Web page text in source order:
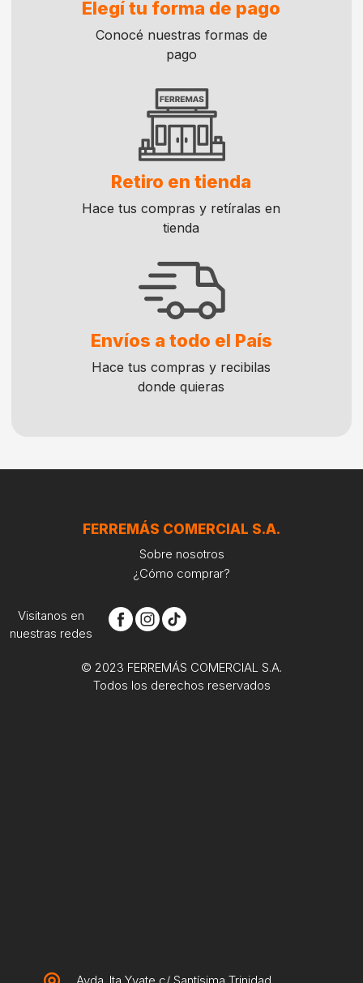
Elegí tu forma de pago
Conocé nuestras formas de
pago
Retiro en tienda
Hace tus compras y retíralas en
tienda
Envíos a todo el País
Hace tus compras y recibilas
donde quieras
FERREMÁS COMERCIAL S.A.
Sobre nosotros
¿Cómo comprar?
Visitanos en
nuestras redes
© 2023 FERREMÁS COMERCIAL S.A.
Todos los derechos reservados